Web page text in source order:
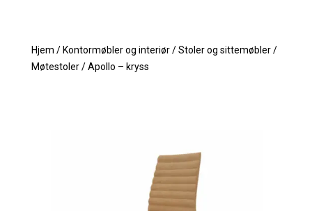
Hjem / Kontormøbler og interiør / Stoler og sittemøbler /
Møtestoler /Apollo – kryss